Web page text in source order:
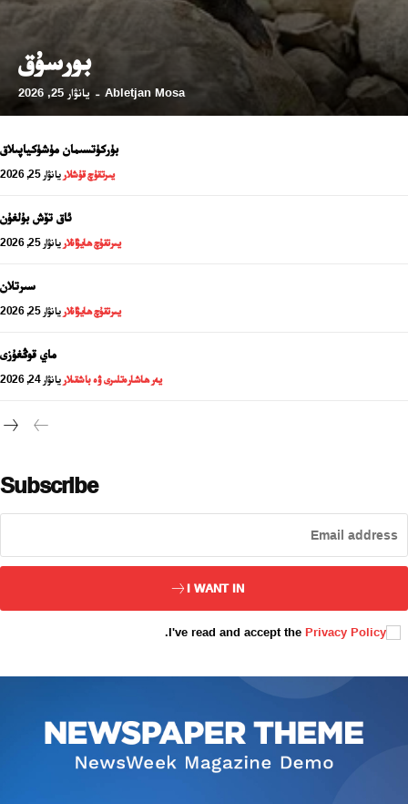
بىزنى قوللاڭ
ئالاقىلىشىش
سەھىپىلىرىمىز
بورسۇق
Abletjan Mosa
- يانۋار 25, 2026
بۈركۈتسىمان مۈشۈكياپىلاق
يىرتقۇچ قۇشلار يانۋار 25, 2026
ئاق تۆش بۇلغۇن
يىرتقۇچ ھايۋانلار يانۋار 25, 2026
سىرتلان
يىرتقۇچ ھايۋانلار يانۋار 25, 2026
ماي قوڭغۇزى
يەر ھاشارەتلىرى ۋە باشقىلار يانۋار 24, 2026
Subscribe
I WANT IN
I've read and accept the Privacy Policy
.